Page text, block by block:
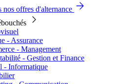
nos offres d'alternance
- Assurance
- Management
- Gestion et Finance
- Informatique